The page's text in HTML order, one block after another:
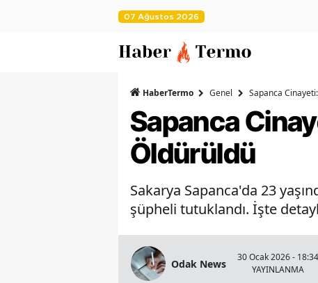
07 Ağustos 2026
HaberTermo Genel Sapanca
Sapanca
Öldürüldü
Sakarya Sapanca'da 23
şüpheli tutuklandı. İşte
Odak News
30 Ocak 2026 - 18:34
YAYINLANMA